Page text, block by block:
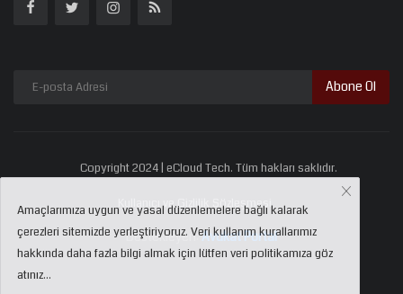
Abone Ol
Copyright 2024 | eCloud Tech. Tüm hakları saklıdır.
Kullanıcı ve Gizlilik Sözleşmesi
Destekleyen:Avukat Portal
Amaçlarımıza uygun ve yasal düzenlemelere bağlı kalarak
çerezleri sitemizde yerleştiriyoruz. Veri kullanım kurallarımız
hakkında daha fazla bilgi almak için lütfen veri politikamıza göz
atınız...